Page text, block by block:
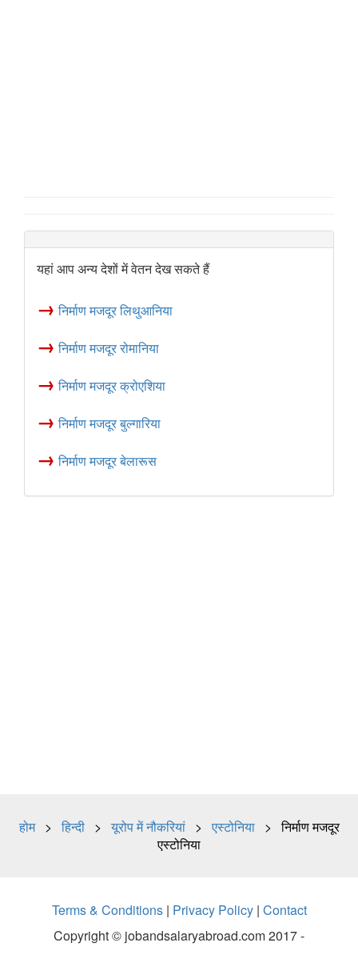
यहां आप अन्य देशों में वेतन देख सकते हैं
→ निर्माण मजदूर लिथुआनिया
→ निर्माण मजदूर रोमानिया
→ निर्माण मजदूर क्रोएशिया
→ निर्माण मजदूर बुल्गारिया
→ निर्माण मजदूर बेलारूस
होम>हिन्दी>यूरोप में नौकरियां>एस्टोनिया> निर्माण मजदूर
एस्टोनिया
Terms & Conditions| Privacy Policy| Contact
Copyright © jobandsalaryabroad.com 2017 -